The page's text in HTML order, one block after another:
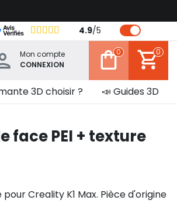
4.9/5
Mon compte
CONNEXION
0 0
3D choisir ? 📣 Guides 3D
face PEI + texture
Creality K1 Max. Pièce d'origine